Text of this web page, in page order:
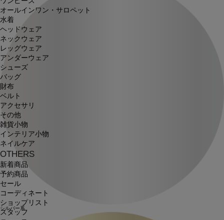
オールインワン・サロペット
水着
ヘッドウェア
ネックウェア
レッグウェア
アンダーウェア
シューズ
バッグ
財布
ベルト
アクセサリ
その他
雑貨小物
インテリア小物
ネイルケア
OTHERS
新着商品
予約商品
セール
コーディネート
ショップリスト
スタッフ
シルバー系